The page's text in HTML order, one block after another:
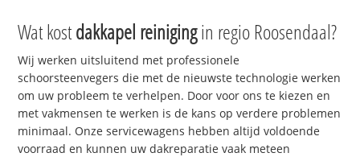
Wat kostdakkapel reinigingin regio Roosendaal?
Wij werken uitsluitend met professionele
schoorsteenvegers die met de nieuwste technologie werken
om uw probleem te verhelpen. Door voor ons te kiezen en
met vakmensen te werken is de kans op verdere problemen
minimaal. Onze servicewagens hebben altijd voldoende
voorraad en kunnen uw dakreparatie vaak meteen